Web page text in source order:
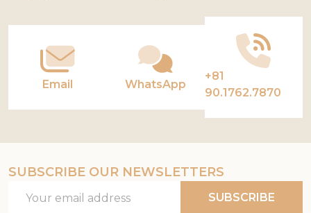
Email WhatsApp
+81
90.1762.7870
SUBSCRIBE OUR NEWSLETTERS
Address
SUBSCRIBE